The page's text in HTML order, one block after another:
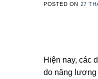
POSTED ON 27
Hiện nay, các
do năng lượng